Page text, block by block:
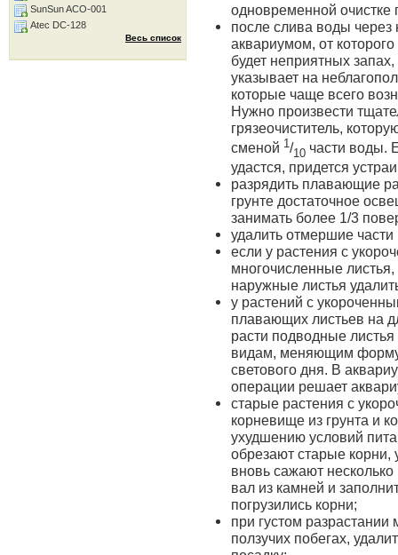
одновременной очистке
после слива воды через
аквариумом, от
будет неприятных
указывает на
которые чаще всего
Нужно произвести
грязеочиститель,
сменой 1/10 части воды.
удастся, придется
разрядить плавающие
грунте достаточное
занимать более 1/3
удалить отмершие части
если у растения с
многочисленные
наружные листья
у растений с
плавающих листьев на
расти подводные
видам, меняющим форму
светового дня. В
операции решает
старые растения с
корневище из грунта и
ухудшению условий
обрезают старые корни,
вновь сажают несколько
вал из камней и
погрузились корни;
при густом
ползучих побегах,
SunSun ACO-001
Atec DC-128
Весь список